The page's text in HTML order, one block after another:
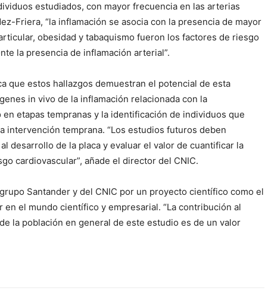
estudiados, con mayor frecuencia en las arterias
Friera, “la inflamación se asocia con la presencia de mayor
obesidad y tabaquismo fueron los factores de riesgo
la presencia de inflamación arterial”.
que estos hallazgos demuestran el potencial de esta
in vivo de la inflamación relacionada con la
etapas tempranas y la identificación de individuos que
intervención temprana. “Los estudios futuros deben
desarrollo de la placa y evaluar el valor de cuantificar la
cardiovascular”, añade el director del CNIC.
Santander y del CNIC por un proyecto científico como el
en el mundo científico y empresarial. “La contribución al
la población en general de este estudio es de un valor